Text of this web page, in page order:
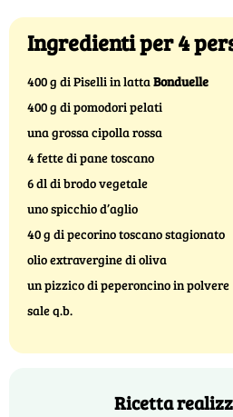
Ingredienti per 4
400 g di Piselli in lattaBonduelle
400 g di pomodori pelati
una grossa cipolla rossa
4 fette di pane toscano
6 dl di brodo vegetale
uno spicchio d’aglio
40 g di pecorino toscano stagionato
olio extravergine di oliva
un pizzico di peperoncino in polvere
sale q.b.
Ricetta